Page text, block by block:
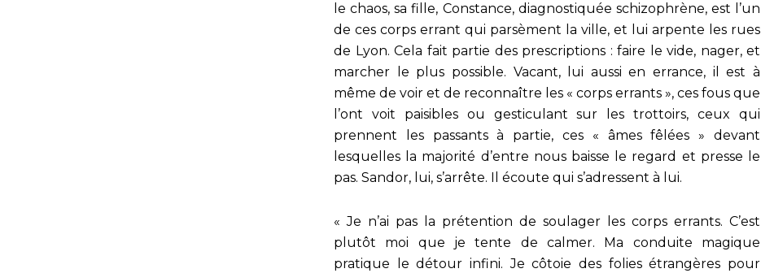
le chaos, sa fille, Constance, diagnostiquée schizophrène, est l’un
de ces corps errant qui parsèment la ville, et lui arpente les rues
de Lyon. Cela fait partie des prescriptions : faire le vide, nager, et
marcher le plus possible. Vacant, lui aussi en errance, il est à
même de voir et de reconnaître les « corps errants », ces fous que
l’ont voit paisibles ou gesticulant sur les trottoirs, ceux qui
prennent les passants à partie, ces « âmes fêlées » devant
lesquelles la majorité d’entre nous baisse le regard et presse le
pas. Sandor, lui, s’arrête. Il écoute qui s’adressent à lui.
« Je n’ai pas la prétention de soulager les corps errants. C’est
plutôt moi que je tente de calmer. Ma conduite magique
pratique le détour infini. Je côtoie des folies étrangères pour